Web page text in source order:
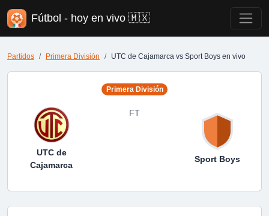
Fútbol - hoy en vivo 🇲🇽
Partidos Primera División UTC de Cajamarca vs Sport Boys en vivo
Primera División
UTC de
Cajamarca
FT
Sport Boys